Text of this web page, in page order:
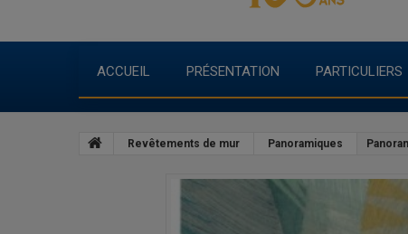
ACCUEIL PRÉSENTATION PARTICULIERS
Revêtements de mur Panoramiques